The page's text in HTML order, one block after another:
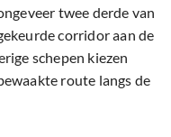
twee derde van
corridor aan de
schepen kiezen
route langs de